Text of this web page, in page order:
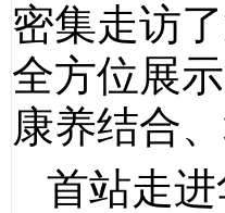
密集走访
全方位展
康养结合
首站走